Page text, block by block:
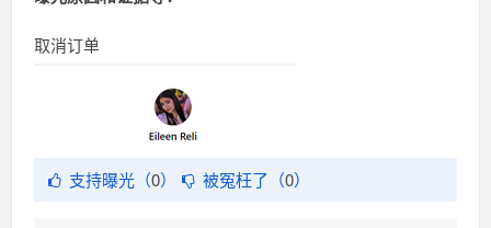
取消订单
支持曝光（0） 被冤枉了（0）